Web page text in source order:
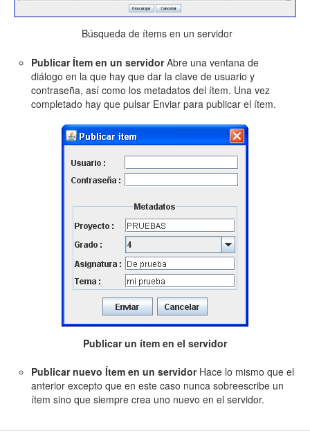
Búsqueda de ítems en un servidor
Publicar Ítem en un servidorAbre una ventana de
diálogo en la que hay que dar la clave de usuario y
contraseña, así como los metadatos del ítem. Una vez
completado hay que pulsar Enviar para publicar el ítem.
Publicar un ítem en el servidor
Publicar nuevo Ítem en un servidor Hace lo mismo que el
anterior excepto que en este caso nunca sobreescribe un
ítem sino que siempre crea uno nuevo en el servidor.